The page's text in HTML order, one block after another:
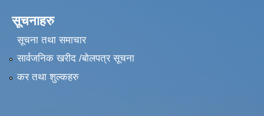
सूचनाहरु
सूचना तथा समाचार
सार्वजनिक खरीद /बोलपत्र सूचना
कर तथा शुल्कहरु